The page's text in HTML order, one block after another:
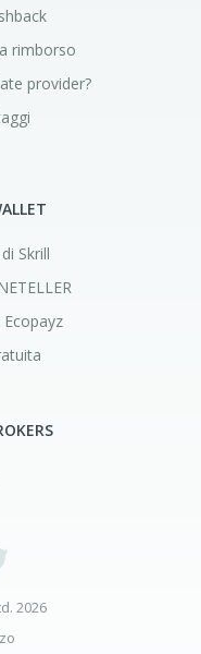
rimborso
provider?
Skrill
2026